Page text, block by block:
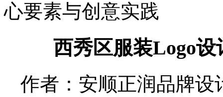
心要素与创意实践
西秀区服装Logo
作者：安顺正润品牌设